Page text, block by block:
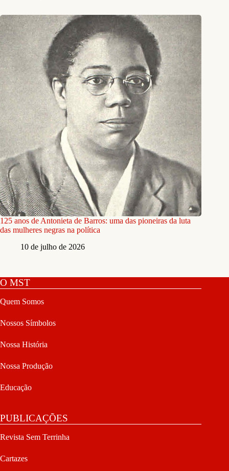
125 anos de Antonieta de Barros: uma das pioneiras da luta
das mulheres negras na política
10 de julho de 2026
O MST
Quem Somos
Nossos Símbolos
Nossa História
Nossa Produção
Educação
PUBLICAÇÕES
Revista Sem Terrinha
Cartazes